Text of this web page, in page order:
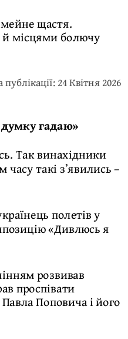
щастя.
й місцями болючу
публікації: 24 Квітня 2026
думку гадаю»
Так винахідники
такі зʼявились –
полетів у
«Дивлюсь я
розвивав
проспівати
Поповича і його